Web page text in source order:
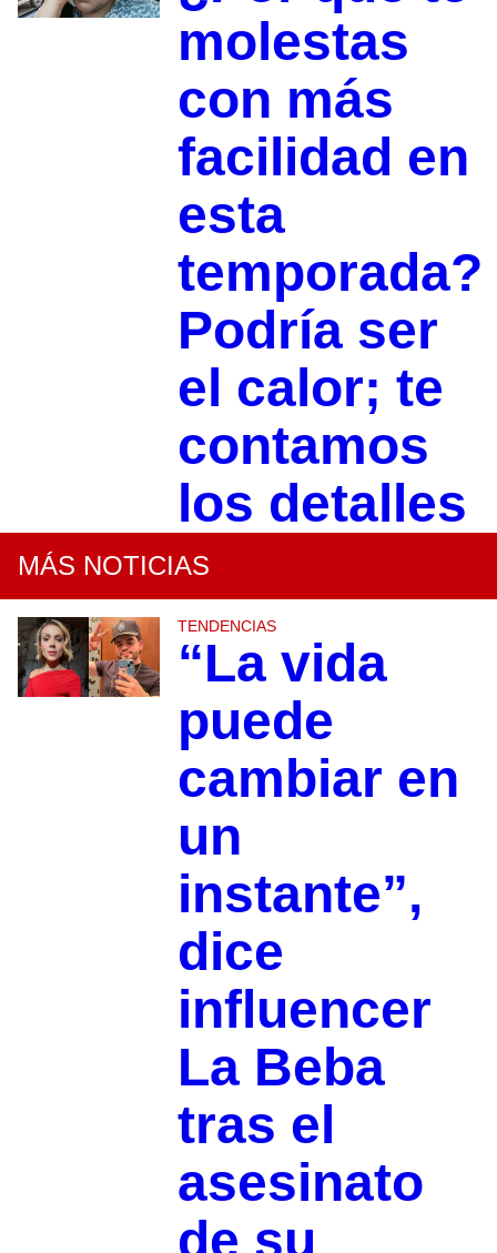
molestas
con más
facilidad en
esta
temporada?
Podría ser
el calor; te
contamos
los detalles
MÁS NOTICIAS
TENDENCIAS
“La vida
puede
cambiar en
un
instante”,
dice
influencer
La Beba
tras el
asesinato
de su